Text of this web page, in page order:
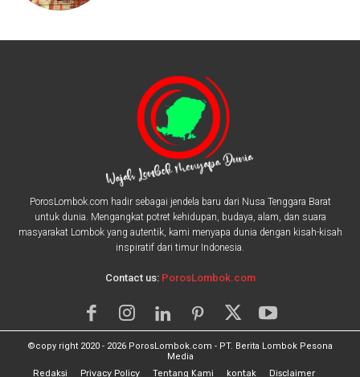
PorosLombok.com hadir sebagai jendela baru dari Nusa Tenggara Barat
untuk dunia. Mengangkat potret kehidupan, budaya, alam, dan suara
masyarakat Lombok yang autentik, kami menyapa dunia dengan kisah-kisah
inspiratif dari timur Indonesia.
Contact us: PorosLombok.com
©copy right 2020 - 2026 PorosLombok.com - PT. Berita Lombok Pesona
Media
Redaksi
Privacy Policy Tentang Kami kontak Disclaimer